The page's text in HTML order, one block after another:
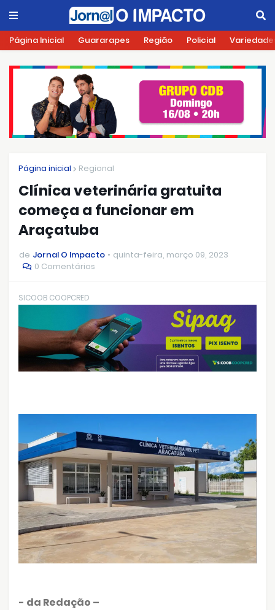
Página Inicial Guararapes Região Policial
Página inicial Regional
Clínica veterinária gratuita
começa a funcionar em
Araçatuba
de Jornal O Impacto
quinta-feira, março 09, 2023
0 Comentários
SICOOB COOPCRED
- da Redação –